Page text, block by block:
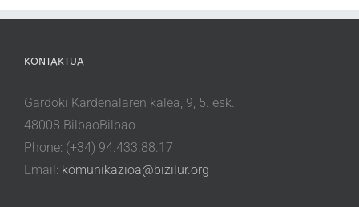
KONTAKTUA
Gardoki Kardenalaren kalea, 9, 5. esk.
48008 BilbaoBilbao
Phone: (+34) 94.433.88.17
Email: komunikazioa@bizilur.org